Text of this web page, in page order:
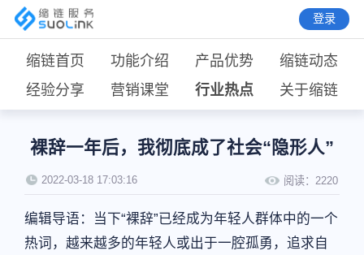
登录
缩链首页 功能介绍 产品优势
缩链动态
经验分享
营销课堂 行业热点 关于缩链
裸辞一年后，我彻底成了社会“隐形人”
2022-03-18 17:03:16 阅读： 2220
编辑导语：当下“裸辞”已经成为年轻人群体中的一个
热词，越来越多的年轻人或出于一腔孤勇，追求自